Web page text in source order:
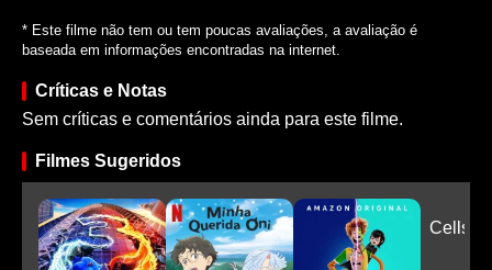
* Este filme não tem ou tem poucas avaliações, a avaliação é
baseada em informações encontradas na internet.
Críticas e Notas
Sem críticas e comentários ainda para este filme.
Filmes Sugeridos
Cells